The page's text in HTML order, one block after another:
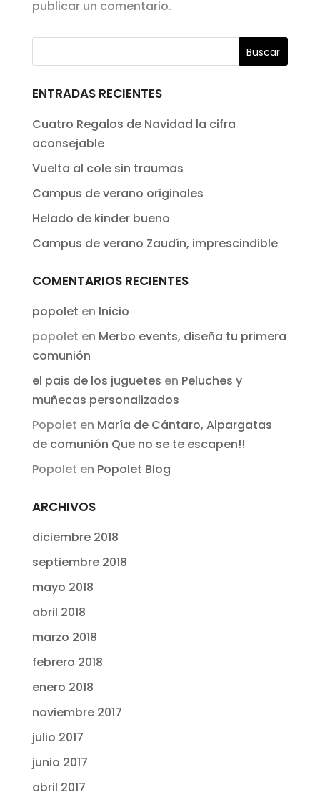
publicar un comentario.
ENTRADAS RECIENTES
Cuatro Regalos de Navidad la cifra
aconsejable
Vuelta al cole sin traumas
Campus de verano originales
Helado de kinder bueno
Campus de verano Zaudín, imprescindible
COMENTARIOS RECIENTES
popolet en Inicio
popolet en Merbo events, diseña tu primera
comunión
el pais de los juguetes en Peluches y
muñecas personalizados
Popolet en María de Cántaro, Alpargatas
de comunión Que no se te escapen!!
Popolet en Popolet Blog
ARCHIVOS
diciembre 2018
septiembre 2018
mayo 2018
abril 2018
marzo 2018
febrero 2018
enero 2018
noviembre 2017
julio 2017
junio 2017
abril 2017